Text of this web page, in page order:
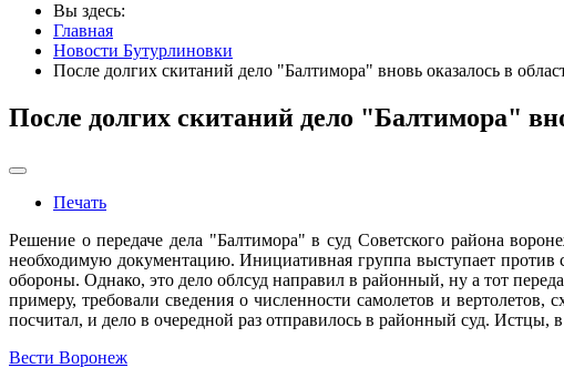
Вы здесь:
Главная
Новости Бутурлиновки
После долгих скитаний дело "Балтимора" вновь оказалось в
После долгих скитаний дело "Балтимора"
Печать
Решение о передаче дела "Балтимора" в суд Советского района
необходимую документацию. Инициативная группа выступает
обороны. Однако, это дело облсуд направил в районный, ну а тот
примеру, требовали сведения о численности самолетов и
посчитал, и дело в очередной раз отправилось в районный суд. Истцы,
Вести Воронеж